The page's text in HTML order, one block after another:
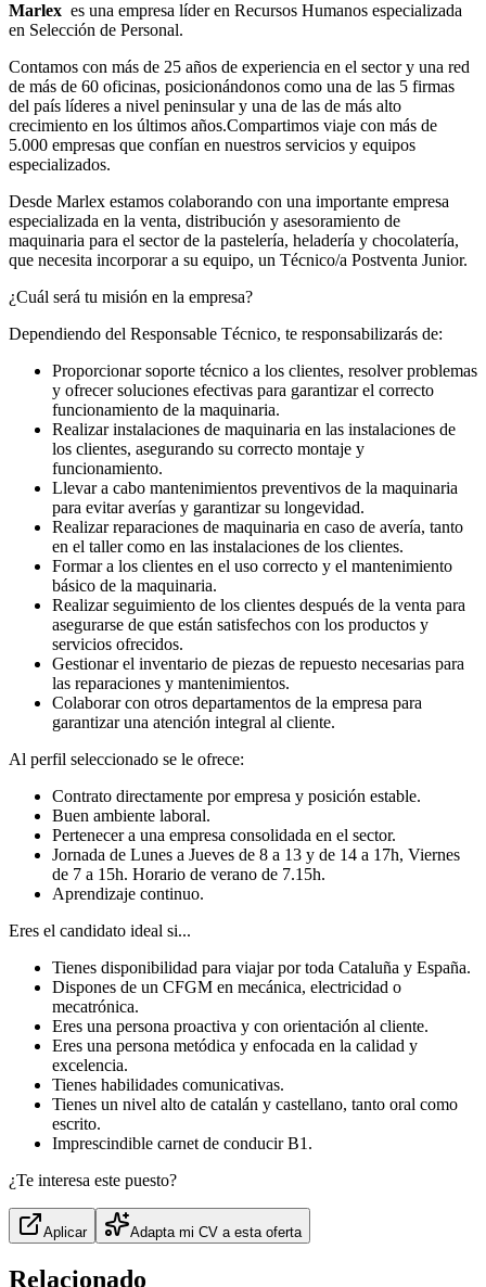
Marlex es una empresa líder en Recursos Humanos especializada
en Selección de Personal.
Contamos con más de 25 años de experiencia en el sector y una red
de más de 60 oficinas, posicionándonos como una de las 5 firmas
del país líderes a nivel peninsular y una de las de más alto
crecimiento en los últimos años.Compartimos viaje con más de
5.000 empresas que confían en nuestros servicios y equipos
especializados.
Desde Marlex estamos colaborando con una importante empresa
especializada en la venta, distribución y asesoramiento de
maquinaria para el sector de la pastelería, heladería y chocolatería,
que necesita incorporar a su equipo, un Técnico/a Postventa Junior.
¿Cuál será tu misión en la empresa?
Dependiendo del Responsable Técnico, te responsabilizarás de:
Proporcionar soporte técnico a los clientes, resolver problemas
y ofrecer soluciones efectivas para garantizar el correcto
funcionamiento de la maquinaria.
Realizar instalaciones de maquinaria en las instalaciones de
los clientes, asegurando su correcto montaje y
funcionamiento.
Llevar a cabo mantenimientos preventivos de la maquinaria
para evitar averías y garantizar su longevidad.
Realizar reparaciones de maquinaria en caso de avería, tanto
en el taller como en las instalaciones de los clientes.
Formar a los clientes en el uso correcto y el mantenimiento
básico de la maquinaria.
Realizar seguimiento de los clientes después de la venta para
asegurarse de que están satisfechos con los productos y
servicios ofrecidos.
Gestionar el inventario de piezas de repuesto necesarias para
las reparaciones y mantenimientos.
Colaborar con otros departamentos de la empresa para
garantizar una atención integral al cliente.
Al perfil seleccionado se le ofrece:
Contrato directamente por empresa y posición estable.
Buen ambiente laboral.
Pertenecer a una empresa consolidada en el sector.
Jornada de Lunes a Jueves de 8 a 13 y de 14 a 17h, Viernes
de 7 a 15h. Horario de verano de 7.15h.
Aprendizaje continuo.
Eres el candidato ideal si...
Tienes disponibilidad para viajar por toda Cataluña y España.
Dispones de un CFGM en mecánica, electricidad o
mecatrónica.
Eres una persona proactiva y con orientación al cliente.
Eres una persona metódica y enfocada en la calidad y
excelencia.
Tienes habilidades comunicativas.
Tienes un nivel alto de catalán y castellano, tanto oral como
escrito.
Imprescindible carnet de conducir B1.
¿Te interesa este puesto?
Aplicar Adapta mi CV a esta oferta
Relacionado